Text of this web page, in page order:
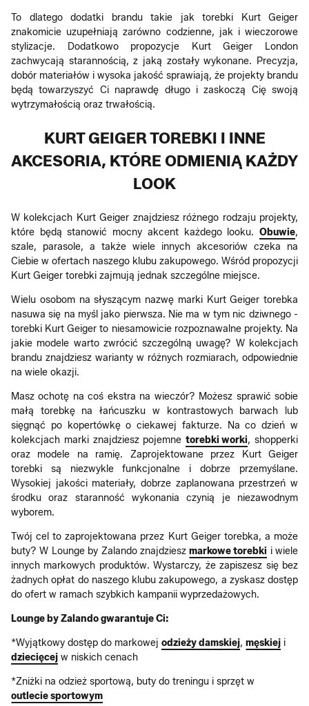
To dlatego dodatki brandu takie jak torebki Kurt Geiger
znakomicie uzupełniają zarówno codzienne, jak i wieczorowe
stylizacje. Dodatkowo propozycje Kurt Geiger London
zachwycają starannością, z jaką zostały wykonane. Precyzja,
dobór materiałów i wysoka jakość sprawiają, że projekty brandu
będą towarzyszyć Ci naprawdę długo i zaskoczą Cię swoją
wytrzymałością oraz trwałością.
KURT GEIGER TOREBKI I INNE
AKCESORIA, KTÓRE ODMIENIĄ KAŻDY
LOOK
W kolekcjach Kurt Geiger znajdziesz różnego rodzaju projekty,
które będą stanowić mocny akcent każdego looku. Obuwie,
szale, parasole, a także wiele innych akcesoriów czeka na
Ciebie w ofertach naszego klubu zakupowego. Wśród propozycji
Kurt Geiger torebki zajmują jednak szczególne miejsce.
Wielu osobom na słyszącym nazwę marki Kurt Geiger torebka
nasuwa się na myśl jako pierwsza. Nie ma w tym nic dziwnego -
torebki Kurt Geiger to niesamowicie rozpoznawalne projekty. Na
jakie modele warto zwrócić szczególną uwagę? W kolekcjach
brandu znajdziesz warianty w różnych rozmiarach, odpowiednie
na wiele okazji.
Masz ochotę na coś ekstra na wieczór? Możesz sprawić sobie
małą torebkę na łańcuszku w kontrastowych barwach lub
sięgnąć po kopertówkę o ciekawej fakturze. Na co dzień w
kolekcjach marki znajdziesz pojemnetorebki worki, shopperki
oraz modele na ramię. Zaprojektowane przez Kurt Geiger
torebki są niezwykle funkcjonalne i dobrze przemyślane.
Wysokiej jakości materiały, dobrze zaplanowana przestrzeń w
środku oraz staranność wykonania czynią je niezawodnym
wyborem.
Twój cel to zaprojektowana przez Kurt Geiger torebka, a może
buty? W Lounge by Zalando znajdzieszmarkowe torebki i wiele
innych markowych produktów. Wystarczy, że zapiszesz się bez
żadnych opłat do naszego klubu zakupowego, a zyskasz dostęp
do ofert w ramach szybkich kampanii wyprzedażowych.
Lounge by Zalando gwarantuje Ci:
*Wyjątkowy dostęp do markowej odzieży damskiej, męskiej i
dziecięcej w niskich cenach
*Zniżki na odzież sportową, buty do treningu i sprzęt w
outlecie sportowym